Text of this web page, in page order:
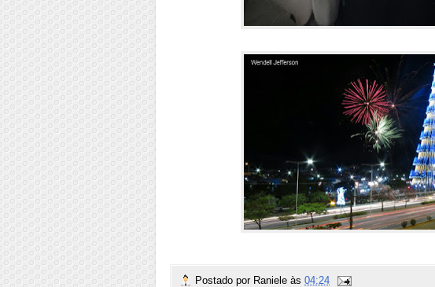
Postado por Raniele às 04:24